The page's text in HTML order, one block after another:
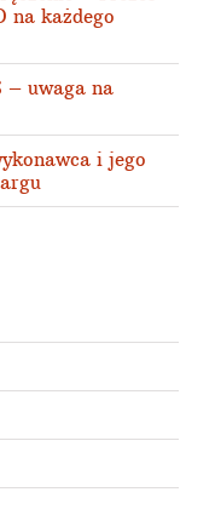
na każdego
– uwaga na
i jego